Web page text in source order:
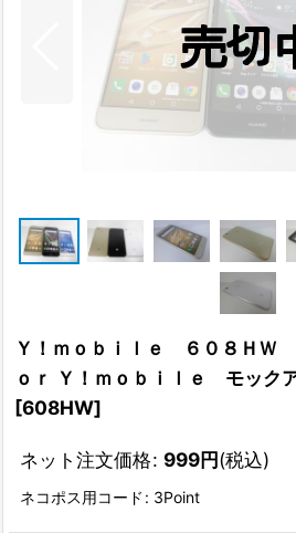
Ｙ！ｍｏｂｉｌｅ ６０８ＨＷ
ｏｒ Ｙ！ｍｏｂｉｌｅ モック
[608HW]
ネット注文価格: 999円(税込)
ネコポス用コード : 3Point